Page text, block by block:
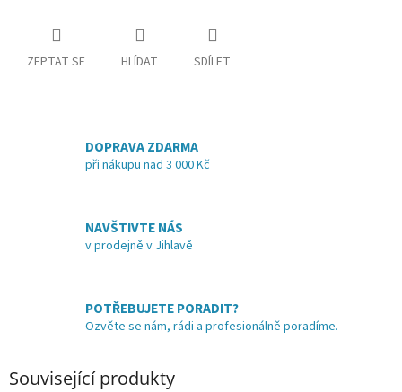
ZEPTAT SE HLÍDAT SDÍLET
DOPRAVA ZDARMA
při nákupu nad 3 000 Kč
NAVŠTIVTE NÁS
v prodejně v Jihlavě
POTŘEBUJETE PORADIT?
Ozvěte se nám, rádi a profesionálně poradíme.
Související produkty